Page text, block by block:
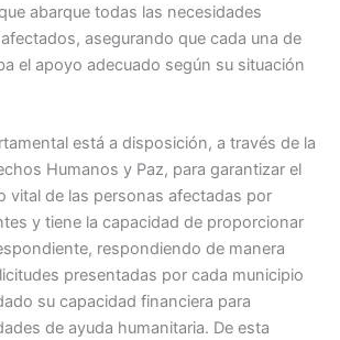
abarque todas las necesidades
asegurando que cada una de
el apoyo adecuado según su situación
está a disposición, a través de la
Humanos y Paz, para garantizar el
vital de las personas afectadas por
y tiene la capacidad de proporcionar
respondiendo de manera
presentadas por cada municipio
su capacidad financiera para
de ayuda humanitaria. De esta